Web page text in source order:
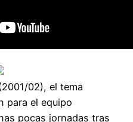
02), el tema
para el equipo
pocas jornadas tras